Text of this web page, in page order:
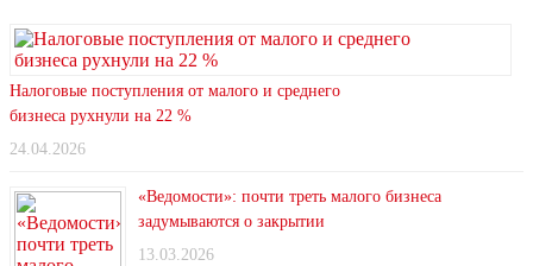
Налоговые поступления от малого и среднего
бизнеса рухнули на 22 %
24.04.2026
«Ведомости»: почти треть малого бизнеса
задумываются о закрытии
13.03.2026